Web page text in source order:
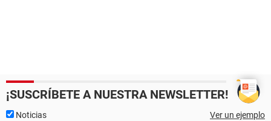
¡SUSCRÍBETE A NUESTRA NEWSLETTER!
Noticias Ver un ejemplo